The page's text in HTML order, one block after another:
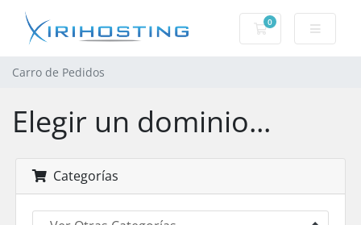
0
Carro de Pedidos
Carro de Pedidos
Elegir un dominio...
Categorías